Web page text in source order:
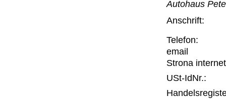
Autohaus
Anschrift:
Telefon:
email
Strona
USt-IdNr.: